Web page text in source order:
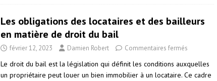
Les obligations des locataires et des bailleurs
en matière de droit du bail
février 12, 2023 Damien Robert Commentaires fermés
Le droit du bail est la législation qui définit les conditions auxquelles
un propriétaire peut louer un bien immobilier à un locataire. Ce cadre